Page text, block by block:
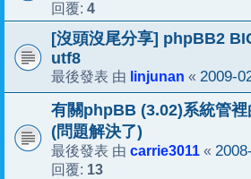
回覆: 4
[沒頭沒尾分享] phpBB2
utf8
最後發表 由 linjunan « 2009-
有關phpBB (3.02)系統管裡
(問題解決了)
最後發表 由 carrie3011 «
回覆: 13